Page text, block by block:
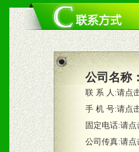
四、市场操作及支持
1、根据区域市场协助制定具体
2、根据具体情况公司给予必要
3、根据市场需要，派驻区域销
4、根据市场情况公司给予专职
五、退换货制度
1、给予前期市场操作一定比例
2、对于临期，滞销品给予一定比
公司名称：
联 系 人:请点
手 机 号:请点
固定电话:请点
公司传真:请点